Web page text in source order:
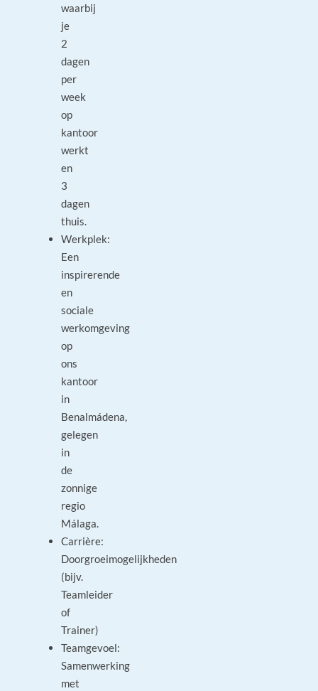
waarbij
je
2
dagen
per
week
op
kantoor
werkt
en
3
dagen
thuis.
Werkplek:
Een
inspirerende
en
sociale
werkomgeving
op
ons
kantoor
in
Benalmádena,
gelegen
in
de
zonnige
regio
Málaga.
Carrière:
Doorgroeimogelijkheden
(bijv.
Teamleider
of
Trainer)
Teamgevoel:
Samenwerking
met